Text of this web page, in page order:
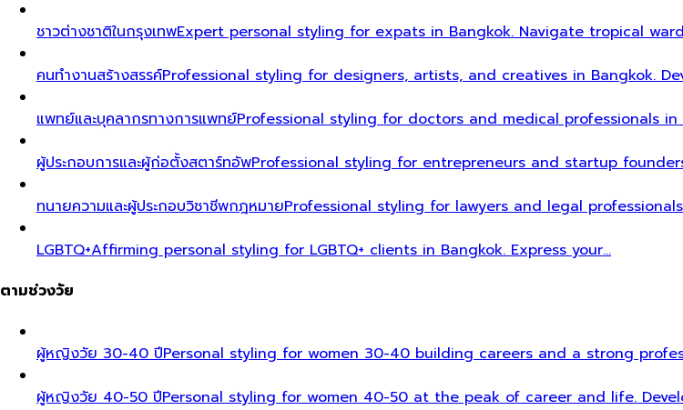
ชาวต่างชาติในกรุงเทพExpert personal styling for expats in Bangkok. Navigate tropical
คนทำงานสร้างสรรค์Professional styling for designers, artists, and creatives in Bangkok.
แพทย์และบุคลากรทางการแพทย์Professional styling for doctors and medical professionals in
ผู้ประกอบการและผู้ก่อตั้งสตาร์ทอัพProfessional styling for entrepreneurs and startup
ทนายความและผู้ประกอบวิชาชีพกฎหมายProfessional styling for lawyers and legal
LGBTQ+Affirming personal styling for LGBTQ+ clients in Bangkok. Express your…
ตามช่วงวัย
ผู้หญิงวัย 30-40 ปีPersonal styling for women 30-40 building careers and a strong
ผู้หญิงวัย 40-50 ปีPersonal styling for women 40-50 at the peak of career and life.